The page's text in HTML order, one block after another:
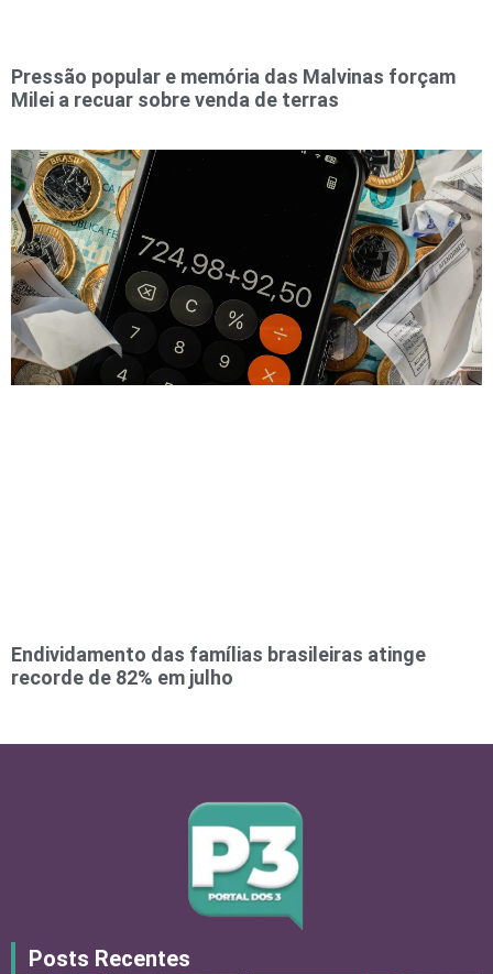
Pressão popular e memória das Malvinas forçam
Milei a recuar sobre venda de terras
Endividamento das famílias brasileiras atinge
recorde de 82% em julho
Posts Recentes